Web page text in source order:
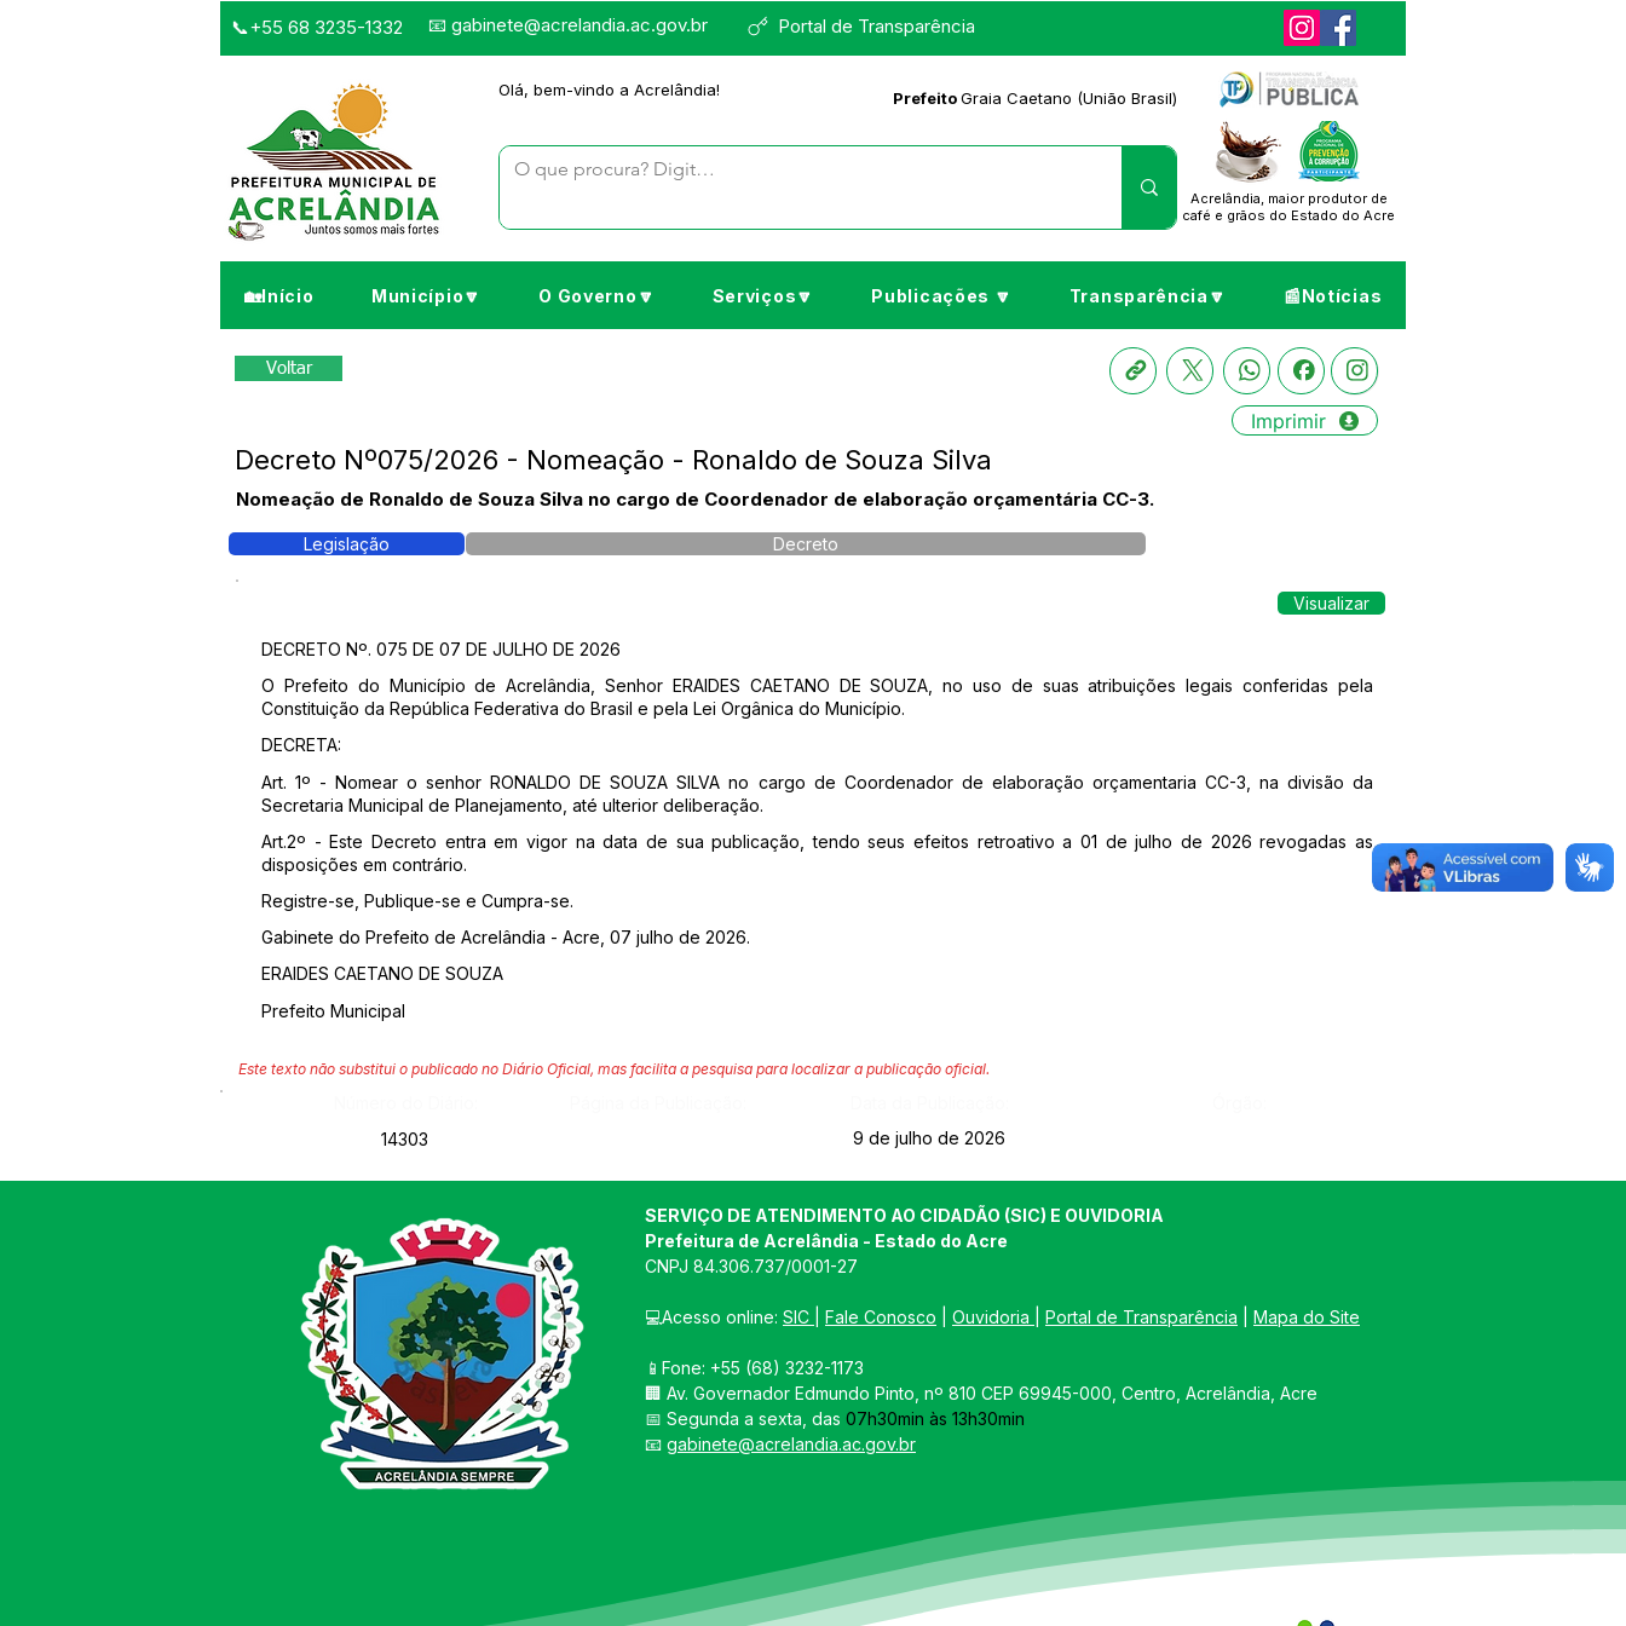
Portal de Transparência
📞+55 68 3235-1332 📧 gabinete@acrelandia.ac.gov.br
Olá, bem-vindo a Acrelândia! PrefeitoGraia Caetano (União Brasil)
Acrelândia, maior produtor de
café e grãos do Estado do Acre
🏡Início Município🔽 O Governo🔽 Serviços🔽 Publicações 🔽 Transparência🔽 📰Notícias
Voltar
Imprimir
Decreto Nº075/2026 - Nomeação - Ronaldo de Souza Silva
Nomeação de Ronaldo de Souza Silva no cargo de Coordenador de elaboração orçamentária CC-3.
Legislação Decreto
Visualizar
DECRETO Nº. 075 DE 07 DE JULHO DE 2026
O Prefeito do Município de Acrelândia, Senhor ERAIDES CAETANO DE SOUZA, no uso de suas atribuições legais conferidas pela
Constituição da República Federativa do Brasil e pela Lei Orgânica do Município.
DECRETA:
Art. 1º - Nomear o senhor RONALDO DE SOUZA SILVA no cargo de Coordenador de elaboração orçamentaria CC-3, na divisão da
Secretaria Municipal de Planejamento, até ulterior deliberação.
Art.2º - Este Decreto entra em vigor na data de sua publicação, tendo seus efeitos retroativo a 01 de julho de 2026 revogadas as
disposições em contrário.
Registre-se, Publique-se e Cumpra-se.
Gabinete do Prefeito de Acrelândia - Acre, 07 julho de 2026.
ERAIDES CAETANO DE SOUZA
Prefeito Municipal
Este texto não substitui o publicado no Diário Oficial, mas facilita a pesquisa para localizar a publicação oficial.
14303
9 de julho de 2026
SERVIÇO DE ATENDIMENTO AO CIDADÃO (SIC) E OUVIDORIA
Prefeitura de Acrelândia - Estado do Acre
CNPJ 84.306.737/0001-27
💻Acesso online: SIC Fale Conosco Ouvidoria Portal de Transparência Mapa do Site
📱Fone: +55 (68) 3232-1173
🏢 Av. Governador Edmundo Pinto, nº 810 CEP 69945-000, Centro, Acrelândia, Acre
📅 Segunda a sexta, das 07h30min às 13h30min
📧 gabinete@acrelandia.ac.gov.br